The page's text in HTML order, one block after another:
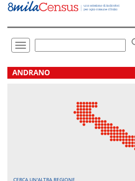
Vai
direttamente
Toggle
navigation
.
ANDRANO
CERCA UN'ALTRA REGIONE